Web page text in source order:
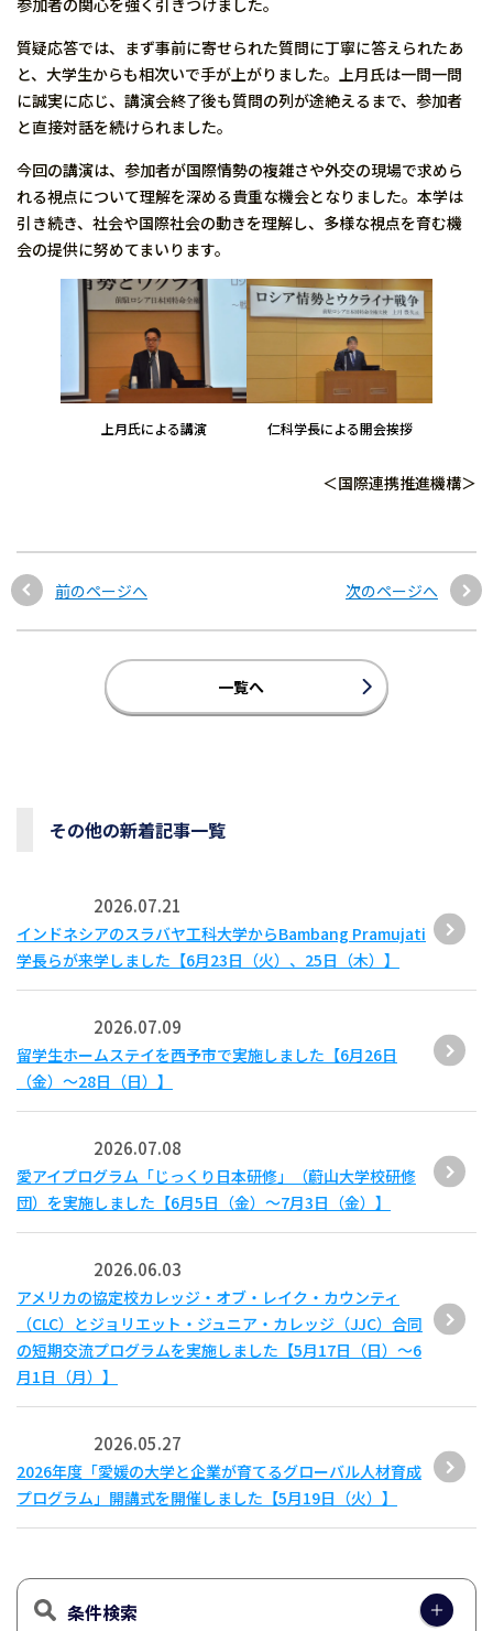
参加者の関心を強く引きつけました。
質疑応答では、まず事前に寄せられた質問に丁寧に答えられたあ
と、大学生からも相次いで手が上がりました。上月氏は一問一問
に誠実に応じ、講演会終了後も質問の列が途絶えるまで、参加者
と直接対話を続けられました。
今回の講演は、参加者が国際情勢の複雑さや外交の現場で求めら
れる視点について理解を深める貴重な機会となりました。本学は
引き続き、社会や国際社会の動きを理解し、多様な視点を育む機
会の提供に努めてまいります。
上月氏による講演 仁科学長による開会挨拶
＜国際連携推進機構＞
前のページへ 次のページへ
一覧へ
その他の新着記事一覧
2026.07.21
インドネシアのスラバヤ工科大学からBambang Pramujati
学長らが来学しました【6月23日（火）、25日（木）】
2026.07.09
留学生ホームステイを西予市で実施しました【6月26日
（金）～28日（日）】
2026.07.08
愛アイプログラム「じっくり日本研修」（蔚山大学校研修
団）を実施しました【6月5日（金）～7月3日（金）】
2026.06.03
アメリカの協定校カレッジ・オブ・レイク・カウンティ
（CLC）とジョリエット・ジュニア・カレッジ（JJC）合同
の短期交流プログラムを実施しました【5月17日（日）～6
月1日（月）】
2026.05.27
2026年度「愛媛の大学と企業が育てるグローバル人材育成
プログラム」開講式を開催しました【5月19日（火）】
条件検索